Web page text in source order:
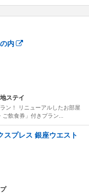
内
ステイ
ン！ リニューアルしたお部屋
飲食券」付きプラン...
スプレス 銀座ウエスト